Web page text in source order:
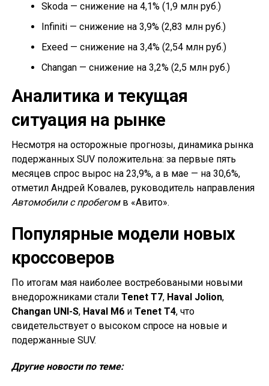
Skoda — снижение на 4,1% (1,9 млн руб.)
Infiniti — снижение на 3,9% (2,83 млн руб.)
Exeed — снижение на 3,4% (2,54 млн руб.)
Changan — снижение на 3,2% (2,5 млн руб.)
Аналитика и текущая
ситуация на рынке
Несмотря на осторожные прогнозы, динамика рынка
подержанных SUV положительна: за первые пять
месяцев спрос вырос на 23,9%, а в мае — на 30,6%,
отметил Андрей Ковалев, руководитель направления
Автомобили с пробегомв «Авито».
Популярные модели новых
кроссоверов
По итогам мая наиболее востребоваными новыми
внедорожниками стали Tenet T7, Haval Jolion,
Changan UNI-S, Haval M6и Tenet T4, что
свидетельствует о высоком спросе на новые и
подержанные SUV.
Другие новости по теме: